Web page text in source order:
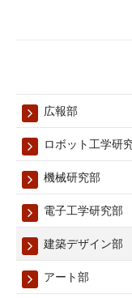
広報部
ロボット工学研
機械研究部
電子工学研究部
建築デザイン部
アート部